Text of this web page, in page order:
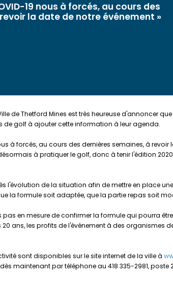
19 nous à forcés, au cours des
la date de notre événement »
de Thetford Mines est très heureuse d'annoncer
de golf à ajouter cette information à leur agenda.
à forcés, au cours des dernières semaines, à
à pratiquer le golf, donc à tenir l'édition
l'évolution de la situation afin de mettre en place
la formule soit adaptée, que la partie repas soit
pas en mesure de confirmer la formule qui pourra
ans, les profits de l'événement à des organismes
sont disponibles sur le site internet de la ville à
maintenant par téléphone au 418 335-2981, poste